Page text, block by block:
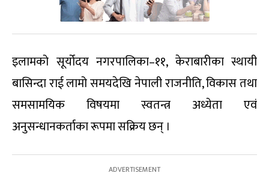
इलामको सूर्योदय नगरपालिका–११, केराबारीका स्थायी
बासिन्दा राई लामो समयदेखि नेपाली राजनीति, विकास तथा
समसामयिक विषयमा स्वतन्त्र अध्येता एवं
अनुसन्धानकर्ताका रूपमा सक्रिय छन् ।